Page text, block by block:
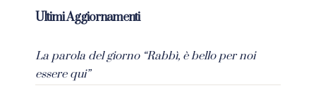
Ultimi Aggiornamenti
La parola del giorno “Rabbì, è bello per noi
essere qui”